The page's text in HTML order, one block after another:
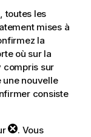
toutes les
mises à
la
où sur la
compris sur
une nouvelle
consiste
. Vous